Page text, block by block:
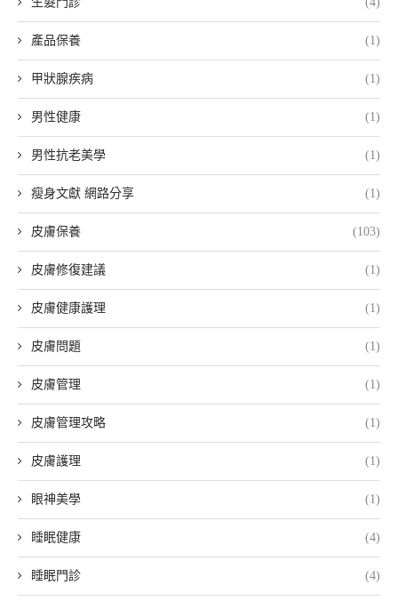
產品保養 (1)
甲狀腺疾病 (1)
男性健康 (1)
男性抗老美學 (1)
瘦身文獻 網路分享 (1)
皮膚保養 (103)
皮膚修復建議 (1)
皮膚健康護理 (1)
皮膚問題 (1)
皮膚管理 (1)
皮膚管理攻略 (1)
皮膚護理 (1)
眼神美學 (1)
睡眠健康 (4)
睡眠門診 (4)